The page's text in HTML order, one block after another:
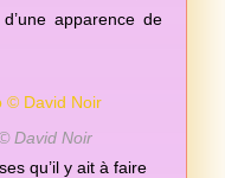
apparence de
David Noir
qu’il y ait à faire